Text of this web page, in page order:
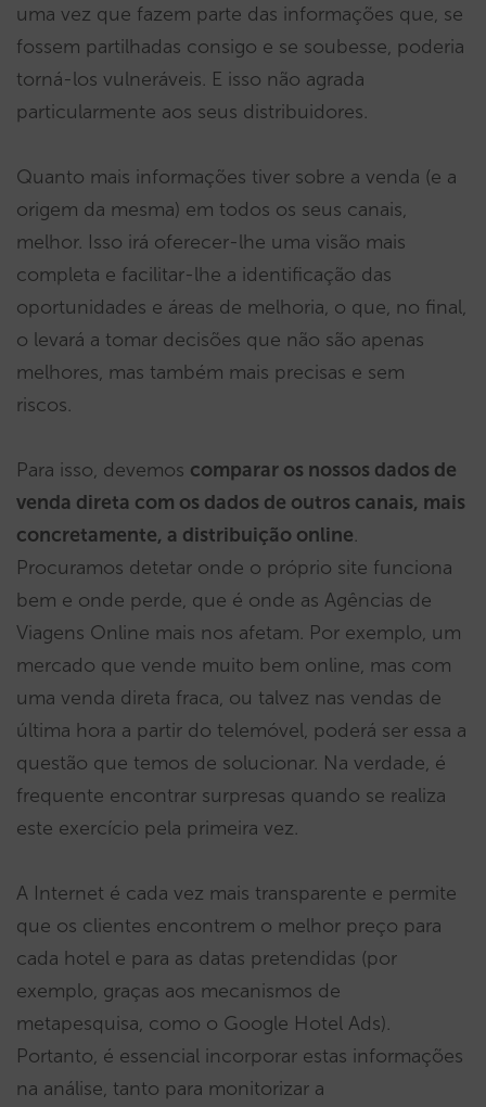
uma vez que fazem parte das informações que, se
fossem partilhadas consigo e se soubesse, poderia
torná-los vulneráveis. E isso não agrada
particularmente aos seus distribuidores.
Quanto mais informações tiver sobre a venda (e a
origem da mesma) em todos os seus canais,
melhor. Isso irá oferecer-lhe uma visão mais
completa e facilitar-lhe a identificação das
oportunidades e áreas de melhoria, o que, no final,
o levará a tomar decisões que não são apenas
melhores, mas também mais precisas e sem
riscos.
Para isso, devemos comparar os nossos dados de
venda direta com os dados de outros canais, mais
concretamente, a distribuição online.
Procuramos detetar onde o próprio site funciona
bem e onde perde, que é onde as Agências de
Viagens Online mais nos afetam. Por exemplo, um
mercado que vende muito bem online, mas com
uma venda direta fraca, ou talvez nas vendas de
última hora a partir do telemóvel, poderá ser essa a
questão que temos de solucionar. Na verdade, é
frequente encontrar surpresas quando se realiza
este exercício pela primeira vez.
A Internet é cada vez mais transparente e permite
que os clientes encontrem o melhor preço para
cada hotel e para as datas pretendidas (por
exemplo, graças aos mecanismos de
metapesquisa, como o Google Hotel Ads).
Portanto, é essencial incorporar estas informações
na análise, tanto para monitorizar a